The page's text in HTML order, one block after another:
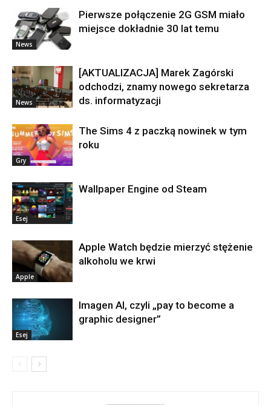
News
Pierwsze połączenie 2G GSM miało
miejsce dokładnie 30 lat temu
News
[AKTUALIZACJA] Marek Zagórski
odchodzi, znamy nowego sekretarza
ds. informatyzacji
Gry
The Sims 4 z paczką nowinek w tym
roku
Esej
Wallpaper Engine od Steam
Apple
Apple Watch będzie mierzyć stężenie
alkoholu we krwi
Esej
Imagen AI, czyli „pay to become a
graphic designer”